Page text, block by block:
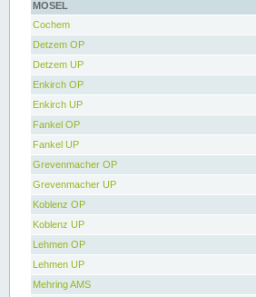
MOSEL
Cochem
Detzem OP
Detzem UP
Enkirch OP
Enkirch UP
Fankel OP
Fankel UP
Grevenmacher OP
Grevenmacher UP
Koblenz OP
Koblenz UP
Lehmen OP
Lehmen UP
Mehring AMS